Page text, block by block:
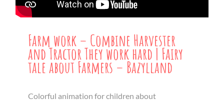
Farm work – Combine Harvester
and Tractor They work hard | Fairy
tale about Farmers – Bazylland
Colorful animation for children about